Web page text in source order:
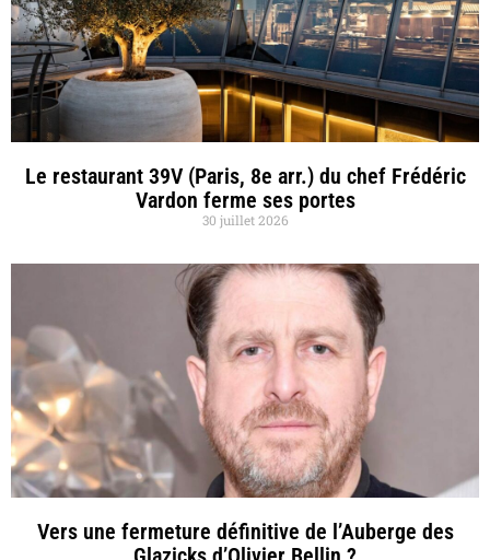
Le restaurant 39V (Paris, 8e arr.) du chef Frédéric
Vardon ferme ses portes
30 juillet 2026
Vers une fermeture définitive de l’Auberge des